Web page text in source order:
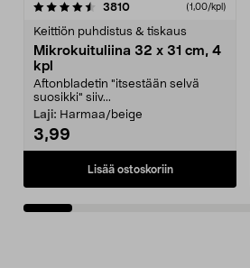
3810arvostelut (1,00/kpl)
Keittiön puhdistus & tiskaus
Mikrokuituliina 32 x 31 cm, 4
kpl
Aftonbladetin "itsestään selvä
suosikki" siiv...
Laji: Harmaa/beige
3,99
Lisää ostoskoriin
4.5viidestä